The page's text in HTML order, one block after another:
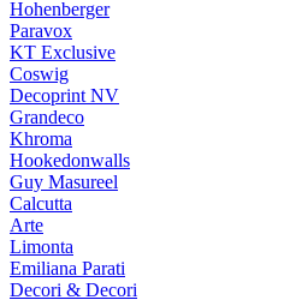
Hohenberger
Paravox
KT Exclusive
Coswig
Decoprint NV
Grandeco
Khroma
Hookedonwalls
Guy Masureel
Calcutta
Arte
Limonta
Emiliana Parati
Decori & Decori